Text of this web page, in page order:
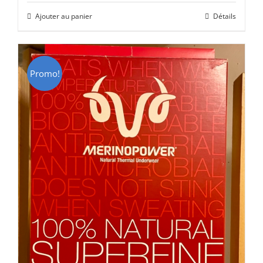
était :
CHF 85.00.CHF 59.00.
Ajouter au panier Détails
Promo!